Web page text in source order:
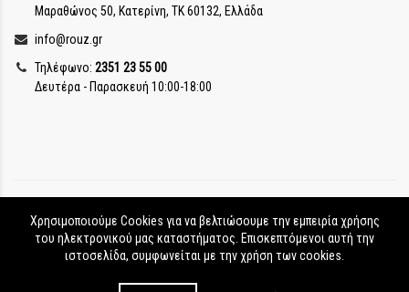
Μαραθώνος 50, Κατερίνη, ΤΚ 60132, Ελλάδα
info@rouz.gr
Τηλέφωνο: 2351 23 55 00
Δευτέρα - Παρασκευή 10:00-18:00
Χρησιμοποιούμε Cookies για να βελτιώσουμε την εμπειρία χρήσης
του ηλεκτρονικού μας καταστήματος. Επισκεπτόμενοι αυτή την
ιστοσελίδα, συμφωνείται με την χρήση των cookies.